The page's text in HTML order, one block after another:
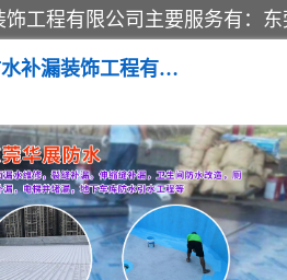
东莞市华展防水补漏装饰工程有限公司